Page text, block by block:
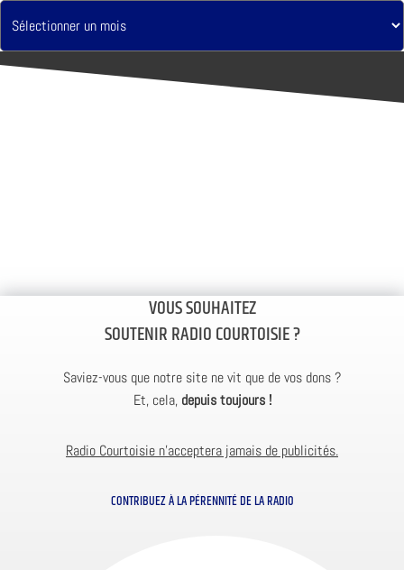
VOUS SOUHAITEZ
SOUTENIR RADIO COURTOISIE ?
Saviez-vous que notre site ne vit que de vos dons ?
Et, cela, depuis toujours !
Radio Courtoisie n’acceptera jamais de publicités.
CONTRIBUEZ À LA PÉRENNITÉ DE LA RADIO